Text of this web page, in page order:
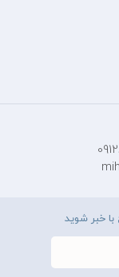
خبر شوید